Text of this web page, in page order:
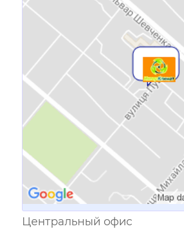
Ссылка для мобильных устройств
Центральный офис